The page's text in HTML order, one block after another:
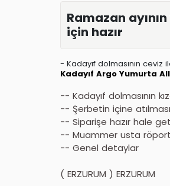
Ramazan
için hazır
- Kadayıf dolmasının ceviz
Kadayıf Argo Yumurta
-- Kadayıf dolmasının
-- Şerbetin içine atılması
-- Siparişe hazır hale
-- Muammer usta
-- Genel detaylar
( ERZURUM ) ERZURUM